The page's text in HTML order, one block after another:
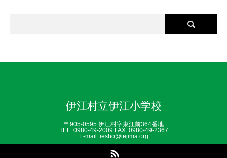
伊江村立伊江小学校
〒905-0595 伊江村字東江前364番地
TEL: 0980‐49‐2009 FAX: 0980‐49‐2367
E-mail: iesho@iejima.org